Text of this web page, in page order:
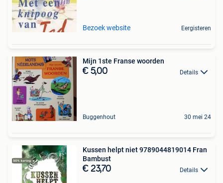
Bezoek website Eergisteren
Mijn 1ste Franse woorden
€ 5,00 Details
Buggenhout 30 mei 24
Kussen helpt niet 9789044819014 Fran
Bambust
€ 23,70 Details